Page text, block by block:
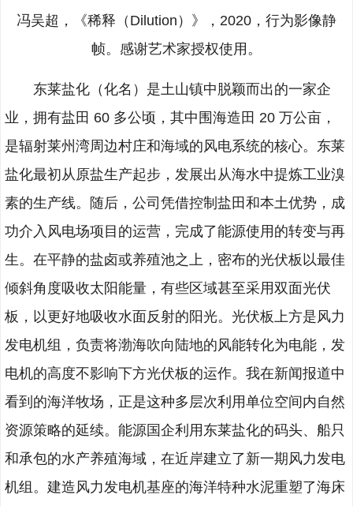
冯吴超，《稀释（Dilution）》，2020，行为影像静
帧。感谢艺术家授权使用。
东莱盐化（化名）是土山镇中脱颖而出的一家企
业，拥有盐田 60 多公顷，其中围海造田 20 万公亩，
是辐射莱州湾周边村庄和海域的风电系统的核心。东莱
盐化最初从原盐生产起步，发展出从海水中提炼工业溴
素的生产线。随后，公司凭借控制盐田和本土优势，成
功介入风电场项目的运营，完成了能源使用的转变与再
生。在平静的盐卤或养殖池之上，密布的光伏板以最佳
倾斜角度吸收太阳能量，有些区域甚至采用双面光伏
板，以更好地吸收水面反射的阳光。光伏板上方是风力
发电机组，负责将渤海吹向陆地的风能转化为电能，发
电机的高度不影响下方光伏板的运作。我在新闻报道中
看到的海洋牧场，正是这种多层次利用单位空间内自然
资源策略的延续。能源国企利用东莱盐化的码头、船只
和承包的水产养殖海域，在近岸建立了新一期风力发电
机组。建造风力发电机基座的海洋特种水泥重塑了海床